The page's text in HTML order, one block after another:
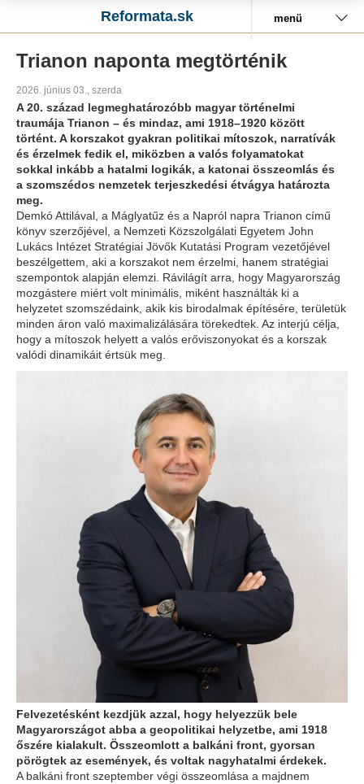
Reformata.sk menü
Trianon naponta megtörténik
2026. június 03., szerda
A 20. század legmeghatározóbb magyar történelmi
traumája Trianon – és mindaz, ami 1918–1920 között
történt. A korszakot gyakran politikai mítoszok, narratívák
és érzelmek fedik el, miközben a valós folyamatokat
sokkal inkább a hatalmi logikák, a katonai összeomlás és
a szomszédos nemzetek terjeszkedési étvágya határozta
meg.
Demkó Attilával, a Máglyatűz és a Napról napra Trianon című
könyv szerzőjével, a Nemzeti Közszolgálati Egyetem John
Lukács Intézet Stratégiai Jövők Kutatási Program vezetőjével
beszélgettem, aki a korszakot nem érzelmi, hanem stratégiai
szempontok alapján elemzi. Rávilágít arra, hogy Magyarország
mozgástere miért volt minimális, miként használták ki a
helyzetet szomszédaink, akik kis birodalmak építésére, területük
minden áron való maximalizálására törekedtek. Az interjú célja,
hogy a mítoszok helyett a valós erőviszonyokat és a korszak
valódi dinamikáit értsük meg.
Felvezetésként kezdjük azzal, hogy helyezzük bele
Magyarországot abba a geopolitikai helyzetbe, ami 1918
őszére kialakult. Összeomlott a balkáni front, gyorsan
pörögtek az események, és voltak nagyhatalmi érdekek.
A balkáni front szeptember végi összeomlása a majdnem